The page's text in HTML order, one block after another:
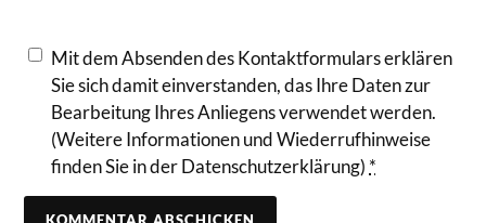
e Mit dem Absenden des Kontaktformulars erklären
Sie sich damit einverstanden, das Ihre Daten zur
Bearbeitung Ihres Anliegens verwendet werden.
(Weitere Informationen und Wiederrufhinweise
finden Sie in der Datenschutzerklärung) *